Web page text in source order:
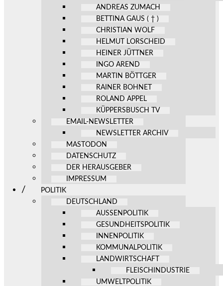
ANDREAS ZUMACH
BETTINA GAUS ( † )
CHRISTIAN WOLF
HELMUT LORSCHEID
HEINER JÜTTNER
INGO AREND
MARTIN BÖTTGER
RAINER BOHNET
ROLAND APPEL
KÜPPERSBUSCH TV
EMAIL-NEWSLETTER
NEWSLETTER ARCHIV
MASTODON
DATENSCHUTZ
DER HERAUSGEBER
IMPRESSUM
POLITIK
DEUTSCHLAND
AUSSENPOLITIK
GESUNDHEITSPOLITIK
INNENPOLITIK
KOMMUNALPOLITIK
LANDWIRTSCHAFT
FLEISCHINDUSTRIE
UMWELTPOLITIK